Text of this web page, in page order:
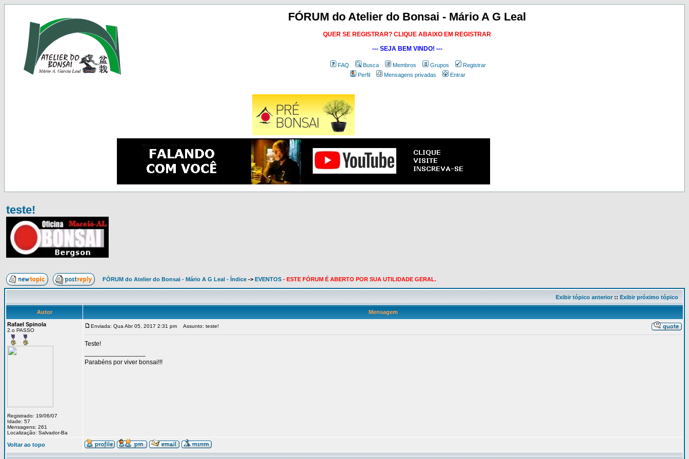
FÓRUM do Atelier do Bonsai - Mário A G Leal
QUER SE REGISTRAR? CLIQUE ABAIXO EM REGISTRAR
--- SEJA BEM VINDO! ---
FAQ Busca Membros Grupos
Registrar
Perfil
Mensagens privadas Entrar
teste!
FÓRUM do Atelier do Bonsai - Mário A G Leal - Índice -> EVENTOS - ESTE FÓRUM É ABERTO POR SUA UTILIDADE GERAL.
Exibir tópico anterior:: Exibir próximo tópico
Autor
Mensagem
Rafael Spinola
2.o PASSO
Registrado: 19/06/07
Idade: 57
Mensagens: 261
Localização: Salvador-Ba
Enviada: Qua Abr 05, 2017 2:31 pm Assunto: teste!
Teste!
Parabéns por viver bonsai!!!
Voltar ao topo